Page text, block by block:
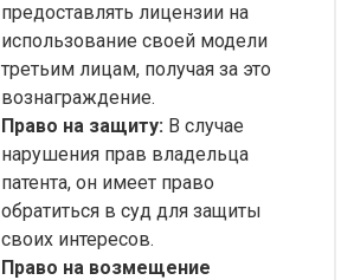
предоставлять лицензии на
использование своей модели
третьим лицам, получая за это
вознаграждение.
Право на защиту: В случае
нарушения прав владельца
патента, он имеет право
обратиться в суд для защиты
своих интересов.
Право на возмещение